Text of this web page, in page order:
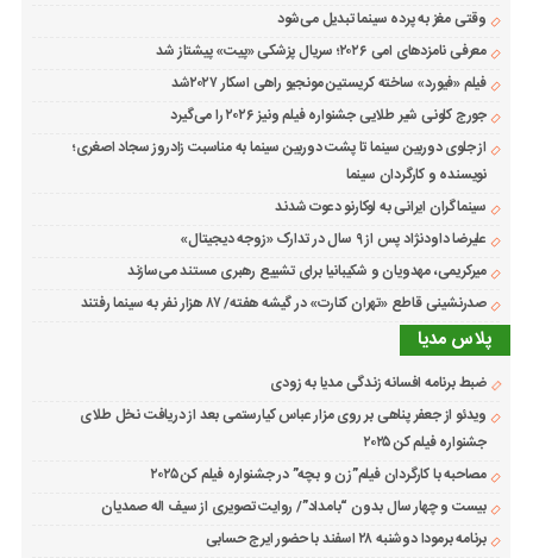
وقتی مغز به پرده سینما تبدیل می‌شود
معرفی نامزدهای امی ۲۰۲۶؛ سریال پزشکی «پیت» پیشتاز شد
فیلم «فیورد» ساخته کریستین مونجیو راهی اسکار ۲۰۲۷شد
جورج کلونی شیر طلایی جشنواره فیلم ونیز ۲۰۲۶ را می‌گیرد
از جلوی دوربین سینما تا پشت دوربین سینما به مناسبت زادروز سجاد اصغری؛
نویسنده و کارگردان سینما
سینماگران ایرانی به لوکارنو دعوت شدند
علیرضا داودنژاد پس از ۹ سال در تدارک «زوجه دیجیتال»
میرکریمی، مهدویان و شکیبانیا برای تشییع رهبری مستند می‌سازند
صدرنشینی قاطع «تهران کنارت» در گیشه هفته/ ۸۷ هزار نفر به سینما رفتند
پلاس مدیا
ضبط برنامه افسانه زندگی مدیا به زودی
ویدئو از جعفر پناهی بر روی مزار عباس کیارستمی بعد از دریافت نخل طلای
جشنواره فیلم کن ۲۰۲۵
مصاحبه با کارگردان فیلم”زن و بچه” در جشنواره فیلم کن ۲۰۲۵
بیست و چهار سال بدون “بامداد”/ روایت تصویری از سیف اله صمدیان
برنامه برمودا دوشنبه ۲۸ اسفند با حضور ایرج حسابی